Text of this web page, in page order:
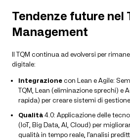
Tendenze future nel
Management
Il TQM continua ad evolversi per
digitale:
Integrazione con Lean e Agile:
TQM, Lean (eliminazione sprechi) e
rapida) per creare sistemi di
Qualità4.0: Applicazione delle
(IoT, Big Data, AI, Cloud) per
qualità in tempo reale, l’analisi